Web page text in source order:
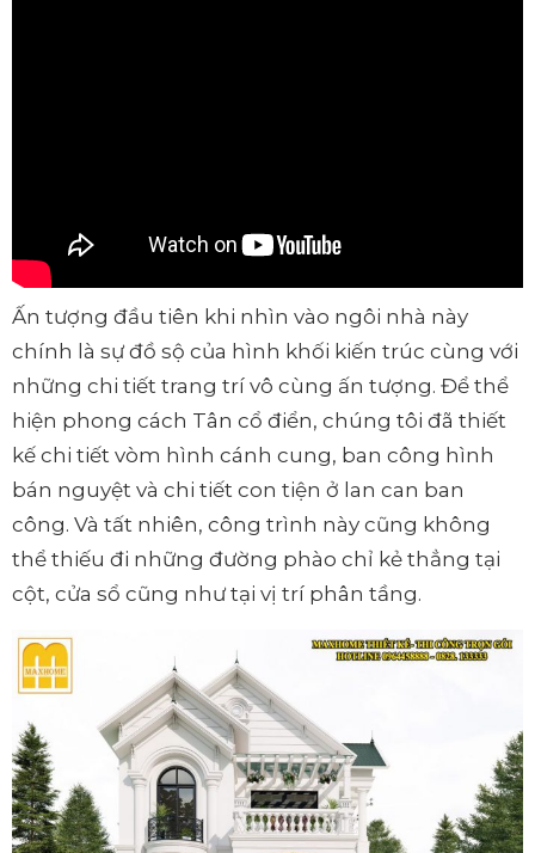
Ấn tượng đầu tiên khi nhìn vào ngôi nhà này
chính là sự đồ sộ của hình khối kiến trúc cùng với
những chi tiết trang trí vô cùng ấn tượng. Để thể
hiện phong cách Tân cổ điển, chúng tôi đã thiết
kế chi tiết vòm hình cánh cung, ban công hình
bán nguyệt và chi tiết con tiện ở lan can ban
công. Và tất nhiên, công trình này cũng không
thể thiếu đi những đường phào chỉ kẻ thẳng tại
cột, cửa sổ cũng như tại vị trí phân tầng.